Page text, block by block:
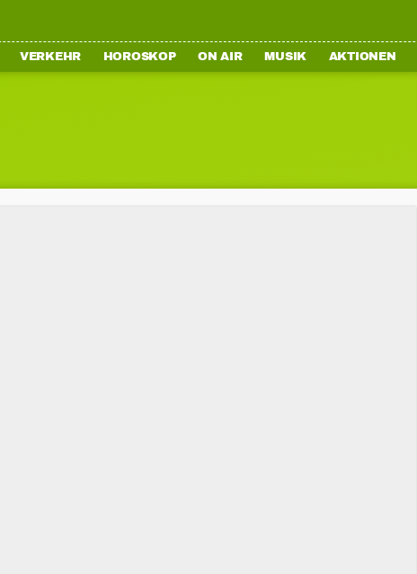
VERKEHR HOROSKOP ON AIR MUSIK AKTIONEN